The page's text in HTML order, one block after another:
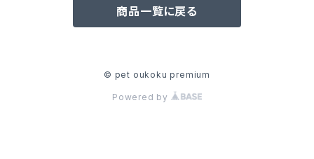
ワイルドレシピ
商品一覧に戻る
© pet oukoku premium
Powered by